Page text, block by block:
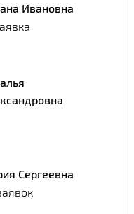
Ивановна
Сергеевна